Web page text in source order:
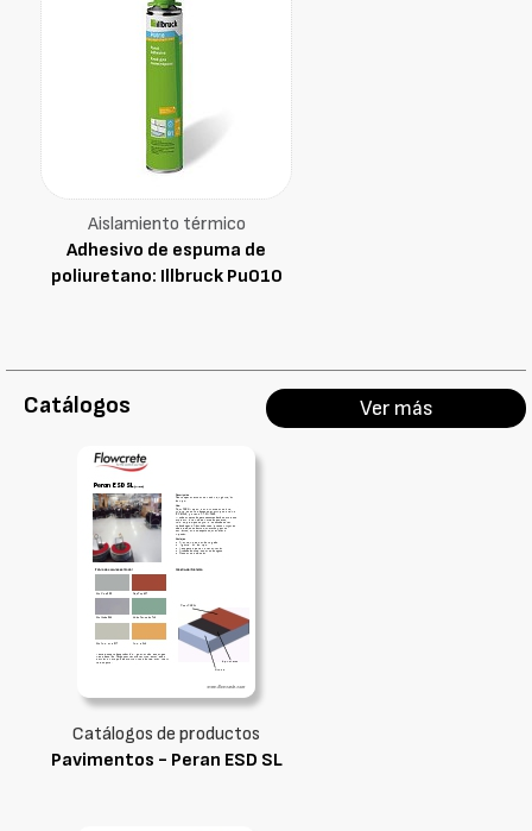
Aislamiento térmico
Adhesivo de espuma de
poliuretano: Illbruck Pu010
Catálogos Ver más
Catálogos de productos
Pavimentos - Peran ESD SL